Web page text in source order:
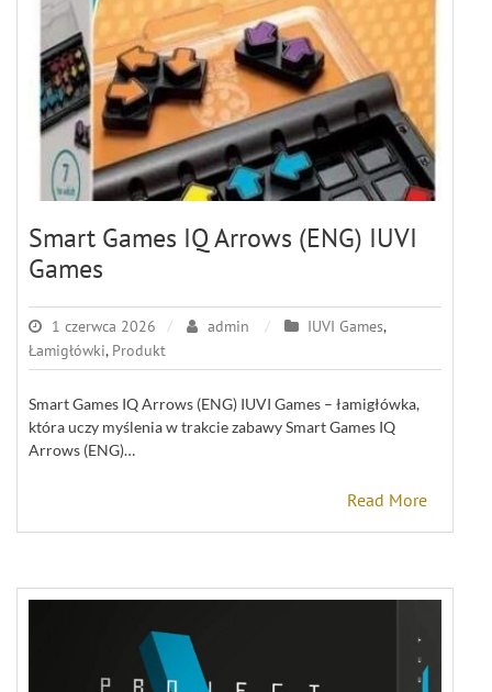
Smart Games IQ Arrows (ENG) IUVI
Games
1 czerwca 2026 admin IUVI Games,
Łamigłówki, Produkt
Smart Games IQ Arrows (ENG) IUVI Games – łamigłówka,
która uczy myślenia w trakcie zabawy Smart Games IQ
Arrows (ENG)…
Read More